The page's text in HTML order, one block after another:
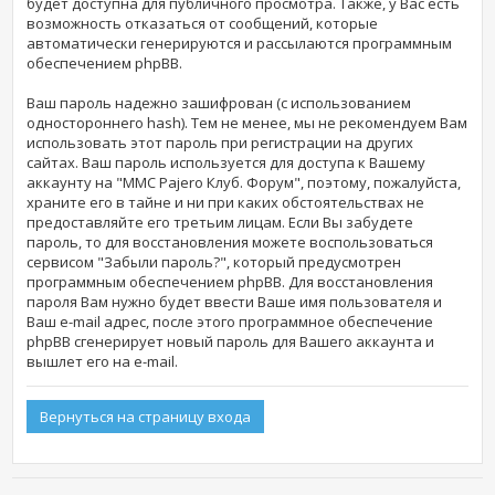
возможность отказаться от сообщений, которые
автоматически генерируются и рассылаются программным
обеспечением phpBB.
Ваш пароль надежно зашифрован (с использованием
одностороннего hash). Тем не менее, мы не рекомендуем Вам
использовать этот пароль при регистрации на других
сайтах. Ваш пароль используется для доступа к Вашему
аккаунту на "MMC Pajero Клуб. Форум", поэтому, пожалуйста,
храните его в тайне и ни при каких обстоятельствах не
предоставляйте его третьим лицам. Если Вы забудете
пароль, то для восстановления можете воспользоваться
сервисом "Забыли пароль?", который предусмотрен
программным обеспечением phpBB. Для восстановления
пароля Вам нужно будет ввести Ваше имя пользователя и
Ваш e-mail адрес, после этого программное обеспечение
phpBB сгенерирует новый пароль для Вашего аккаунта и
вышлет его на e-mail.
Вернуться на страницу входа